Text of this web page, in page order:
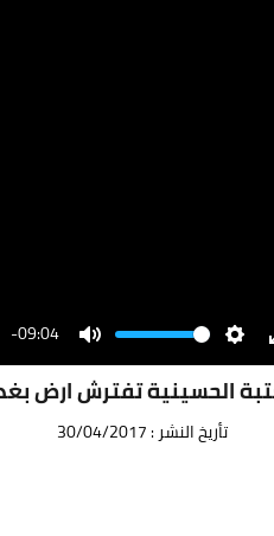
-09:04
Mute
Volume
الحسينية تفترش ارض
تأريخ النشر : 30/04/2017